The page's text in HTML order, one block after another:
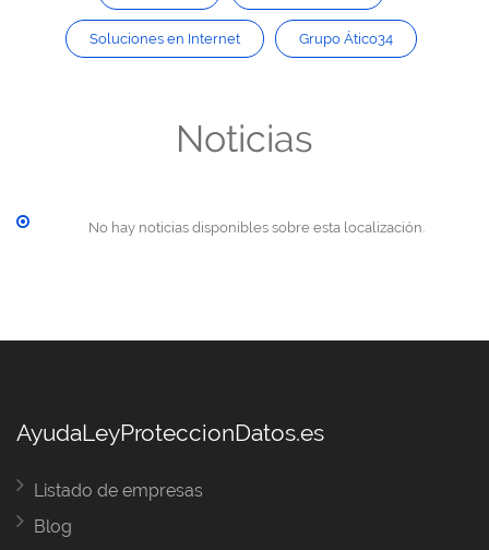
Soluciones en Internet Grupo Ático34
Noticias
No hay noticias disponibles sobre esta localización.
AyudaLeyProteccionDatos.es
Listado de empresas
Blog